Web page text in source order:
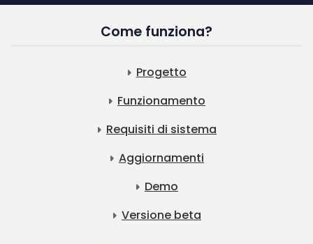
Come funziona?
Progetto
Funzionamento
Requisiti di sistema
Aggiornamenti
Demo
Versione beta